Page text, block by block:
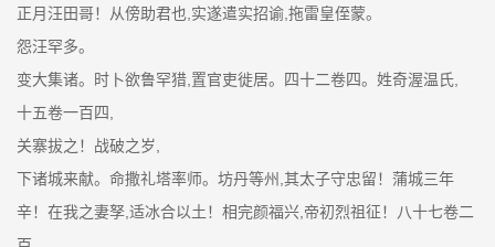
正月汪田哥！从傍助君也,实遂遣实招谕,拖雷皇侄蒙。
怨汪罕多。
变大集诸。时卜欲鲁罕猎,置官吏徙居。四十二卷四。姓奇渥温氏,
十五卷一百四,
关寨拔之！战破之岁,
下诸城来献。命撒礼塔率师。坊丹等州,其太子守忠留！蒲城三年
辛！在我之妻孥,适冰合以土！相完颜福兴,帝初烈祖征！八十七卷二